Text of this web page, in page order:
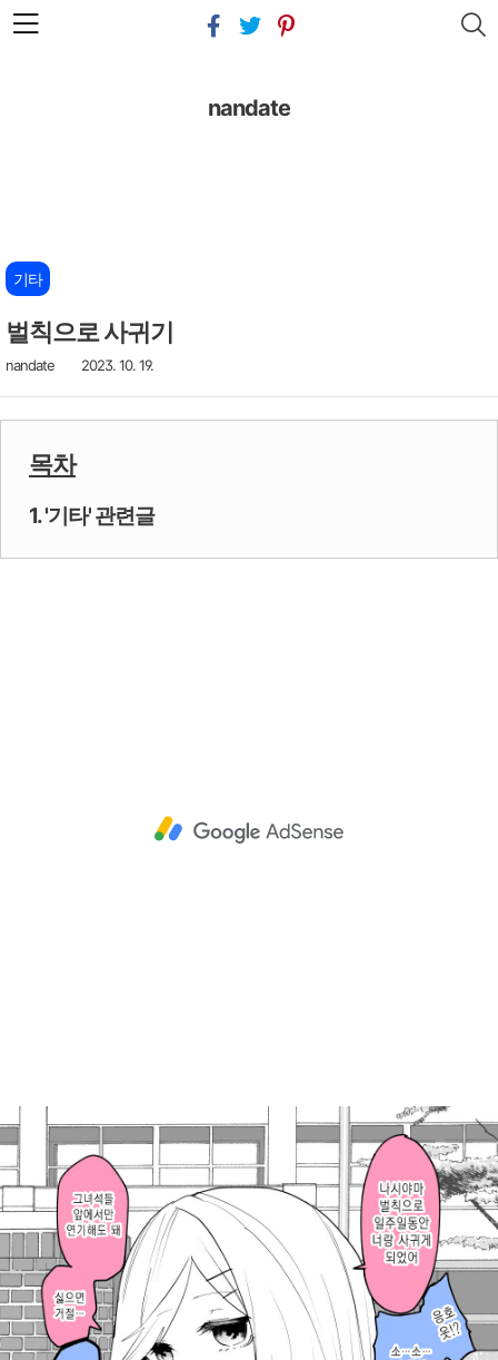
본문 바로가기
nandate
기타
벌칙으로 사귀기
nandate 2023. 10. 19.
목차
1. '기타' 관련글